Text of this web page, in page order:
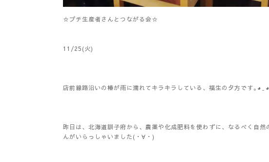
☆プチ生産者さんとつながる会☆
11/25(火)
店前線路沿いの椿が雨に濡れてキラキラしている、福生の夕方です｡⁠
昨日は、北海道訓子府から、農薬や化成肥料を使わずに、なるべく自
んがいらっしゃいました(・∀・)